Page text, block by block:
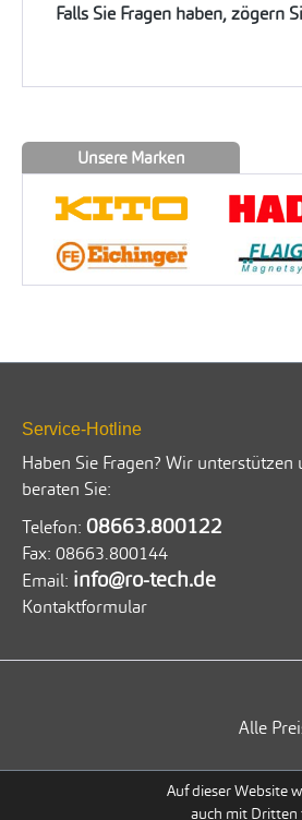
Falls Sie Fragen haben, zögern
Unsere Marken
Service-Hotline
Haben Sie Fragen? Wir unterstützen
beraten Sie:
Telefon: 08663.800122
Fax: 08663.800144
Email: info@ro-tech.de
Kontaktformular
Alle
Auf dieser Website
auch mit Dritten